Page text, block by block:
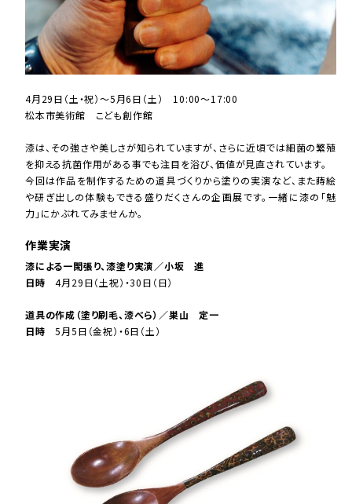
4月29日（土・祝）～5月6日（土） 10:00～17:00
松本市美術館 こども創作館
漆は、その強さや美しさが知られていますが、さらに近頃では細菌の繁殖
を抑える抗菌作用がある事でも注目を浴び、価値が見直されています。
今回は作品を制作するための道具づくりから塗りの実演など、また蒔絵
や研ぎ出しの体験もできる盛りだくさんの企画展です。一緒に漆の「魅
力」にかぶれてみませんか。
作業実演
漆による一閑張り、漆塗り実演／小坂 進
日時 4月29日（土祝）・30日（日）
道具の作成（塗り刷毛、漆べら）／巣山 定一
日時 5月5日（金祝）・6日（土）